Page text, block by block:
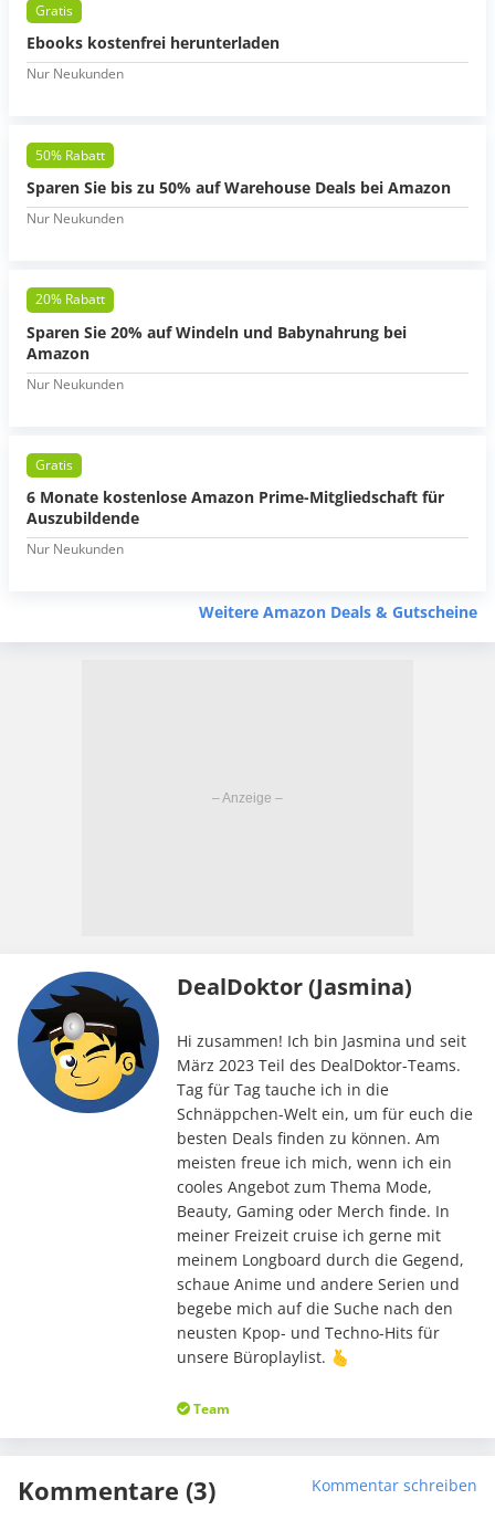
Gratis
Ebooks kostenfrei herunterladen
Nur Neukunden
50% Rabatt
Sparen Sie bis zu 50% auf Warehouse Deals bei Amazon
Nur Neukunden
20% Rabatt
Sparen Sie 20% auf Windeln und Babynahrung bei
Amazon
Nur Neukunden
Gratis
6 Monate kostenlose Amazon Prime-Mitgliedschaft für
Auszubildende
Nur Neukunden
Weitere Amazon Deals & Gutscheine
DealDoktor (Jasmina)
Hi zusammen! Ich bin Jasmina und seit
März 2023 Teil des DealDoktor-Teams.
Tag für Tag tauche ich in die
Schnäppchen-Welt ein, um für euch die
besten Deals finden zu können. Am
meisten freue ich mich, wenn ich ein
cooles Angebot zum Thema Mode,
Beauty, Gaming oder Merch finde. In
meiner Freizeit cruise ich gerne mit
meinem Longboard durch die Gegend,
schaue Anime und andere Serien und
begebe mich auf die Suche nach den
neusten Kpop- und Techno-Hits für
unsere Büroplaylist. 🫰
Team
Kommentare (3) Kommentar schreiben